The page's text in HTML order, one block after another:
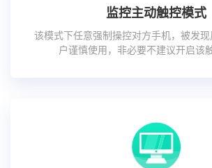
监控主动触控模式
该模式下任意强制操控对方手机，被发
户谨慎使用，非必要不建议开启该